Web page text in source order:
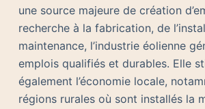
une source majeure de création
recherche à la fabrication, de
maintenance, l’industrie éolienne
emplois qualifiés et durables. Elle
également l’économie locale,
régions rurales où sont installés la